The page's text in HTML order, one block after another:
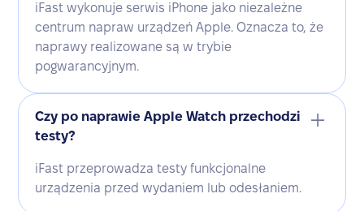
iFast wykonuje serwis iPhone jako niezależne
centrum napraw urządzeń Apple. Oznacza to, że
naprawy realizowane są w trybie
pogwarancyjnym.
Czy po naprawie Apple Watch przechodzi
testy?
iFast przeprowadza testy funkcjonalne
urządzenia przed wydaniem lub odesłaniem.